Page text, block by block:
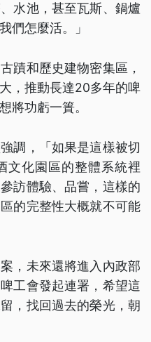
水池，甚至瓦斯、鍋爐
們怎麼活。」
蹟和歷史建物密集區，
，推動長達20多年的啤
將功虧一簣。
調，「如果是這樣被切
文化園區的整體系統裡
訪體驗、品嘗，這樣的
的完整性大概就不可能
，未來還將進入內政部
工會發起連署，希望這
，找回過去的榮光，朝